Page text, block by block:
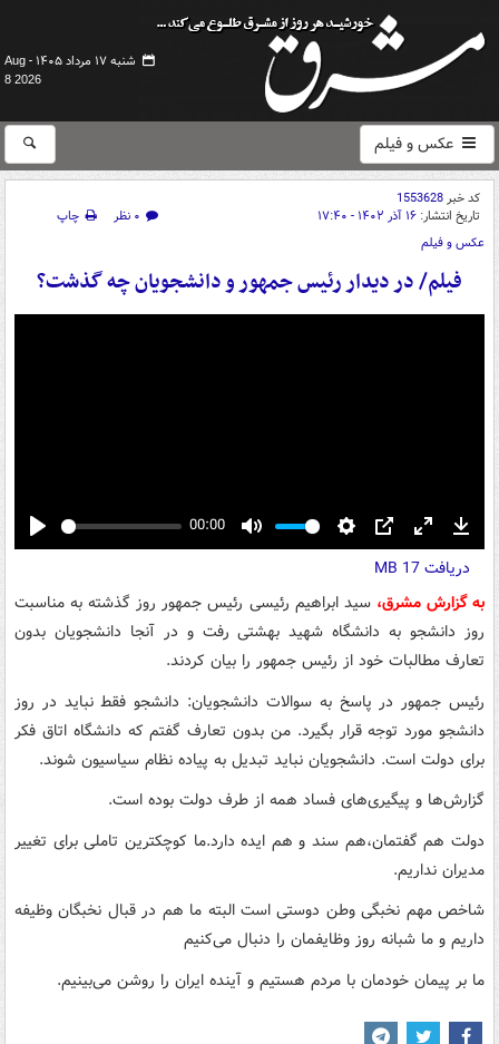
شنبه ۱۷ مرداد ۱۴۰۵ -
Aug
8 2026
عکس و فیلم
کد خبر1553628
تاریخ انتشار: ۱۶ آذر ۱۴۰۲ - ۱۷:۴۰ ۰ نظر
چاپ
عکس و فیلم
فیلم/ در دیدار رئیس جمهور و دانشجویان چه گذشت؟
Play
00:00
Mute Settings
PIP Enter
fullscreen
دریافت17 MB
به گزارش مشرق، سید ابراهیم رئیسی رئیس جمهور روز گذشته به مناسبت
روز دانشجو به دانشگاه شهید بهشتی رفت و در آنجا دانشجویان بدون
تعارف مطالبات خود از رئیس جمهور را بیان کردند.
رئیس جمهور در پاسخ به سوالات دانشجویان: دانشجو فقط نباید در روز
دانشجو مورد توجه قرار بگیرد. من بدون تعارف گفتم که دانشگاه اتاق فکر
برای دولت است. دانشجویان نباید تبدیل به پیاده نظام سیاسیون شوند.
گزارش‌ها و پیگیری‌های فساد همه از طرف دولت بوده است.
دولت هم گفتمان،هم سند و هم ایده دارد.ما کوچکترین تاملی برای تغییر
مدیران نداریم.
شاخص مهم نخبگی وطن دوستی است البته ما هم در قبال نخبگان وظیفه
داریم و ما شبانه روز وظایفمان را دنبال می‌کنیم
ما بر پیمان خودمان با مردم هستیم و آینده ایران را روشن می‌بینیم.